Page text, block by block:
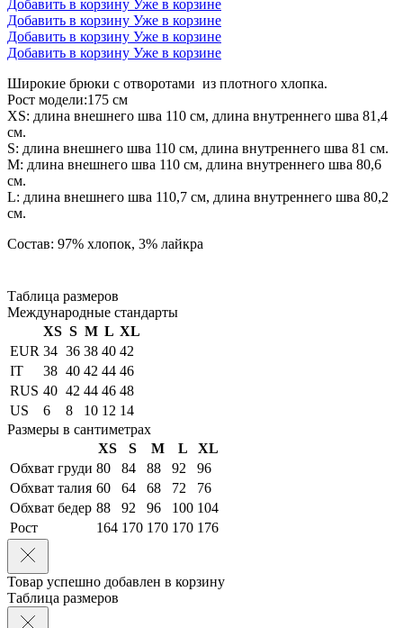
Добавить в корзину Уже в корзине
Добавить в корзину Уже в корзине
Добавить в корзину Уже в корзине
Добавить в корзину Уже в корзине
Широкие брюки с отворотами из плотного хлопка.
Рост модели:175 см
XS: длина внешнего шва 110 см, длина внутреннего шва 81,4
см.
S: длина внешнего шва 110 см, длина внутреннего шва 81 см.
М: длина внешнего шва 110 см, длина внутреннего шва 80,6
см.
L: длина внешнего шва 110,7 см, длина внутреннего шва 80,2
см.
Состав: 97% хлопок, 3% лайкра
Таблица размеров
Международные стандарты
XS S M L XL
EUR 34 36 38 40 42
IT
38 40 42 44 46
RUS 40 42 44 46 48
US
6 8 10 12 14
Размеры в сантиметрах
XS
S M L
XL
Обхват груди 80 84 88 92
96
Обхват талия 60 64 68 72
76
Обхват бедер 88 92 96 100 104
Рост
164 170 170 170 176
Товар успешно добавлен в корзину
Таблица размеров